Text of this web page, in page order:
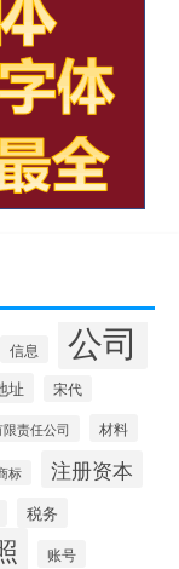
信息 公司
址 宋代
限责任公司 材料
标 注册资本
税务
账号